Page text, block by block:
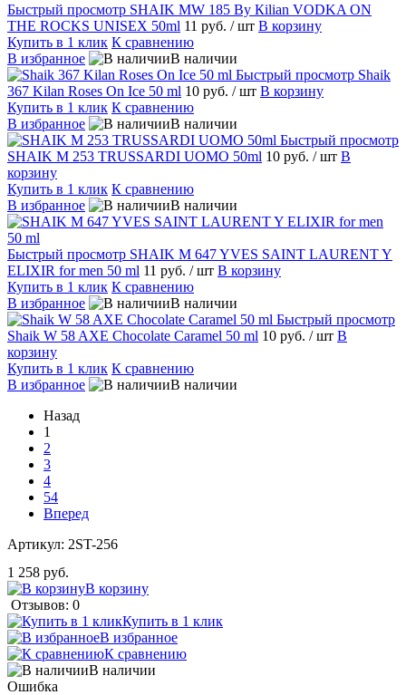
Быстрый просмотр SHAIK MW 185 Ву Кilian VODKA ON
THE ROCKS UNISEX 50ml 11 руб. / шт В корзину
Купить в 1 клик К сравнению
В избранное
В наличии
Быстрый просмотр Shaik
367 Kilan Roses On Ice 50 ml 10 руб. / шт В корзину
Купить в 1 клик К сравнению
В избранное
В наличии
Быстрый просмотр
SHAIK M 253 TRUSSARDI UOMO 50ml 10 руб. / шт В
корзину
Купить в 1 клик К сравнению
В избранное
В наличии
Быстрый просмотр SHAIK M 647 YVES SAINT LAURENT Y
ELIXIR for men 50 ml 11 руб. / шт В корзину
Купить в 1 клик К сравнению
В избранное
В наличии
Быстрый просмотр
Shaik W 58 AXE Chocolate Caramel 50 ml 10 руб. / шт В
корзину
Купить в 1 клик К сравнению
В избранное
В наличии
Назад
1
2
3
4
54
Вперед
Артикул: 2ST-256
1 258 руб.
В корзину
Отзывов: 0
Купить в 1 клик
В избранное
К сравнению
В наличии
Ошибка